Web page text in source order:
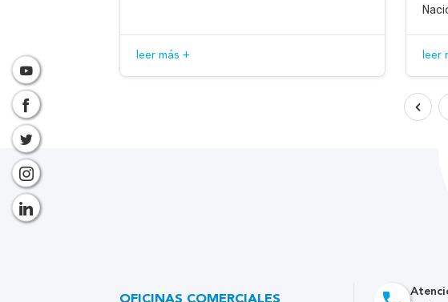
leer más + leer